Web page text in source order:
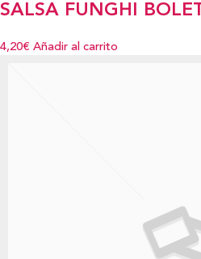
SALSA FUNGHI
4,20€ Añadir al carrito